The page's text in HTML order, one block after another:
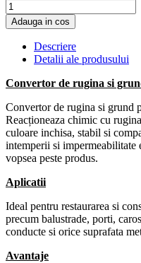
Adauga in cos
Descriere
Detalii ale produsului
Convertor de rugina si
Convertor de rugina si grund
Reacționeaza chimic cu
culoare inchisa, stabil si
intemperii si impermeabilitate
vopsea peste produs.
Aplicatii
Ideal pentru restaurarea si
precum balustrade, porti,
conducte si orice suprafata
Avantaje